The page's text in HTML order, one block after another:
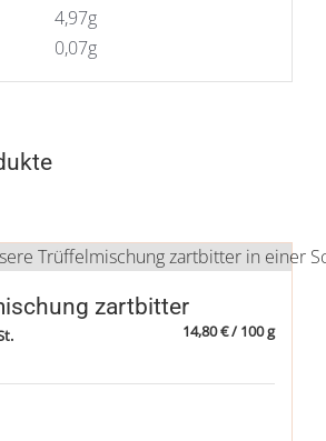
4,97g
0,07g
zartbitter
14,80€/ 100g